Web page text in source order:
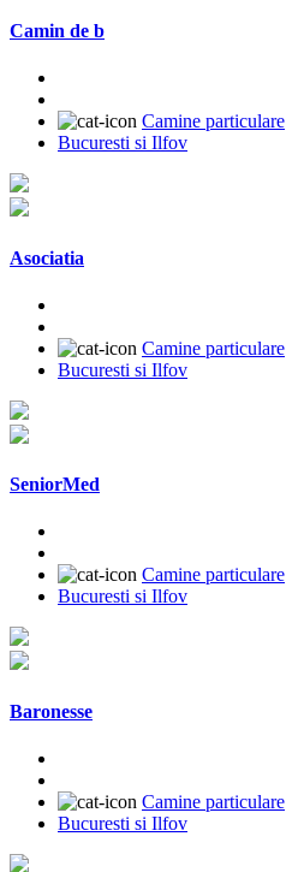
Camin de b
Camine particulare
Bucuresti si Ilfov
Asociatia
Camine particulare
Bucuresti si Ilfov
SeniorMed
Camine particulare
Bucuresti si Ilfov
Baronesse
Camine particulare
Bucuresti si Ilfov